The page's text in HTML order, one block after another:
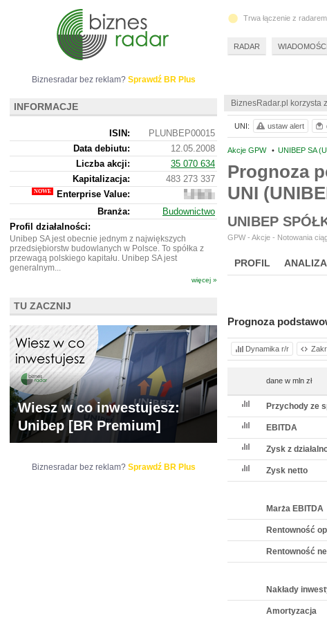
BiznesRadar.pl korzysta
Akcje GPW • UNIBEP SA
Prognoza
UNI
UNIBEP
GPW - Akcje - Notowania
PROFIL
Prognoza
Dynamika r/r
dane w mln zł
Przychody ze
EBITDA
Zysk z
Zysk netto
Marża EBITDA
Rentowność
Rentowność
Nakłady
Amortyzacja
UNI: ustaw alert
Biznesradar bez reklam? Sprawdź BR Plus
INFORMACJE
ISIN:
PLUNBEP00015
Data debiutu:
12.05.2008
Liczba akcji:
35 070 634
Kapitalizacja:
483 273 337
Enterprise Value:
554
137
337
Branża:
Budownictwo
Profil działalności:
Unibep SA jest obecnie jednym z największych
przedsiębiorstw budowlanych w Polsce. To spółka z
przewagą polskiego kapitału. Unibep SA jest
generalnym...
więcej »
TU ZACZNIJ
Wiesz w co inwestujesz:
Unibep [BR Premium]
Biznesradar bez reklam? Sprawdź BR Plus
Trwa łączenie z radarem
RADAR WIADOMOŚCI